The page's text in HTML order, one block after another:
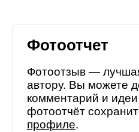
Фотоотчет
Фотоотзыв —
автору. Вы можете
комментарий и идеи
фотоотчёт
профиле.